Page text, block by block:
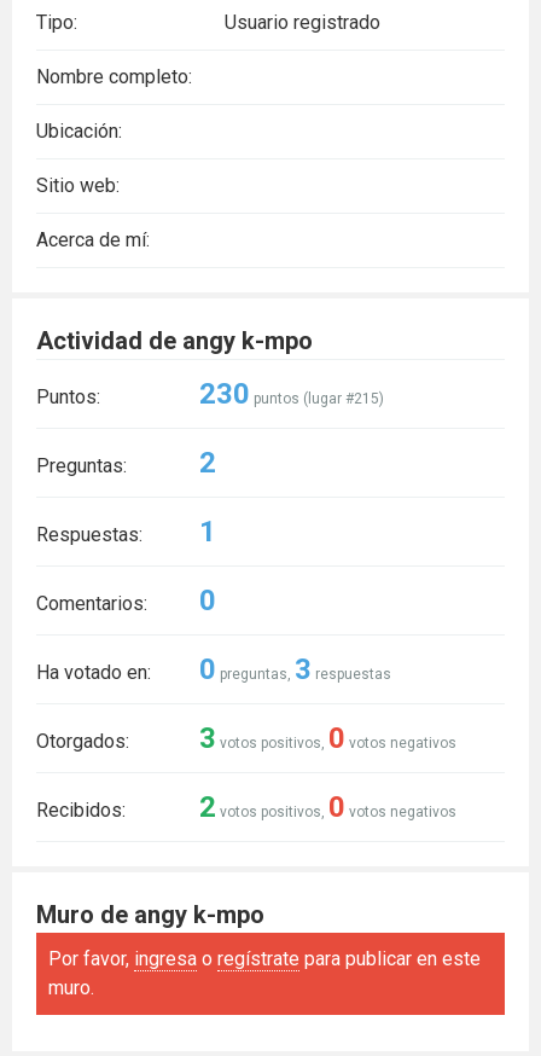
Tipo: Usuario registrado
Nombre completo:
Ubicación:
Sitio web:
Acerca de mí:
Actividad de angy k-mpo
Puntos: 230 puntos (lugar #215)
Preguntas: 2
Respuestas: 1
Comentarios: 0
Ha votado en: 0 preguntas, 3 respuestas
Otorgados: 3 votos positivos, 0 votos negativos
Recibidos: 2 votos positivos, 0 votos negativos
Muro de angy k-mpo
Por favor, ingresa o regístrate para publicar en este
muro.